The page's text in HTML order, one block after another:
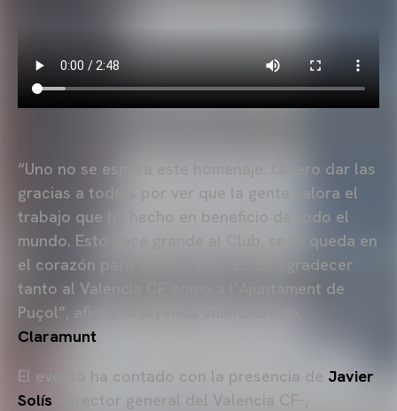
“Uno no se espera este homenaje. Quiero dar las
gracias a tod@s por ver que la gente valora el
trabajo que he hecho en beneficio de todo el
mundo. Esto hace grande al Club, se te queda en
el corazón para toda la vida. Es de agradecer
tanto al Valencia CF como a l’Ajuntament de
Puçol”, afirma la leyenda valencianista,
Claramunt
El evento ha contado con la presencia de Javier
Solís -director general del Valencia CF-,